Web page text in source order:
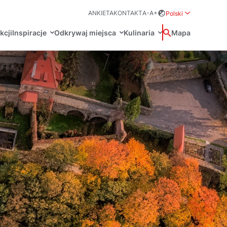
ANKIETAKONTAKTA-A+
Polski
Inspiracje
Certyfikaty POT
Odkrywaj miejsca
Turystyczne
Kulinaria
Restauracje Michelin
Wyszukaj
Mapa
Français
日本語
Svenska